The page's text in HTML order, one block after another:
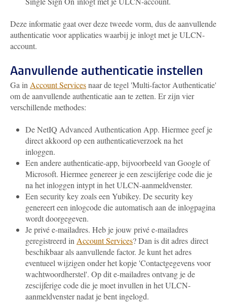
Deze informatie gaat over deze tweede vorm, dus de aanvullende
authenticatie voor applicaties waarbij je inlogt met je ULCN-
account.
Aanvullende authenticatie instellen
Ga in Account Servicesnaar de tegel 'Multi-factor Authenticatie'
om de aanvullende authenticatie aan te zetten. Er zijn vier
verschillende methodes:
De NetIQ Advanced Authentication App. Hiermee geef je
direct akkoord op een authenticatieverzoek na het
inloggen.
Een andere authenticatie-app, bijvoorbeeld van Google of
Microsoft. Hiermee genereer je een zescijferige code die je
na het inloggen intypt in het ULCN-aanmeldvenster.
Een security key zoals een Yubikey. De security key
genereert een inlogcode die automatisch aan de inlogpagina
wordt doorgegeven.
Je privé e-mailadres. Heb je jouw privé e-mailadres
geregistreerd in Account Services? Dan is dit adres direct
beschikbaar als aanvullende factor. Je kunt het adres
eventueel wijzigen onder het kopje 'Contactgegevens voor
wachtwoordherstel'. Op dit e-mailadres ontvang je de
zescijferige code die je moet invullen in het ULCN-
aanmeldvenster nadat je bent ingelogd.